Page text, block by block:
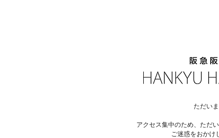
ただい
アクセス集中のため、ただ
ご迷惑をおかけ